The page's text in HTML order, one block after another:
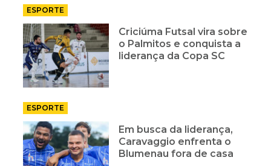
ESPORTE
Criciúma Futsal vira sobre
o Palmitos e conquista a
liderança da Copa SC
ESPORTE
Em busca da liderança,
Caravaggio enfrenta o
Blumenau fora de casa